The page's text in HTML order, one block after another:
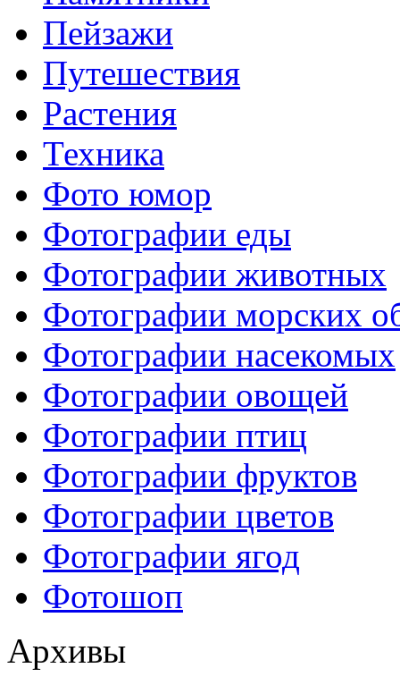
Пейзажи
Путешествия
Растения
Техника
Фото юмор
Фотографии еды
Фотографии животных
Фотографии морских
Фотографии насекомых
Фотографии овощей
Фотографии птиц
Фотографии фруктов
Фотографии цветов
Фотографии ягод
Фотошоп
Архивы